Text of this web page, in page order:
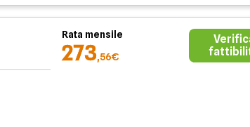
Rata mensile
273,56€